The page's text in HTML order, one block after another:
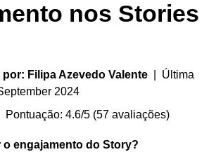
nos Stories
Filipa Azevedo Valente | Última
2024
Pontuação: 4.6/5 (57 avaliações)
o engajamento do Story?